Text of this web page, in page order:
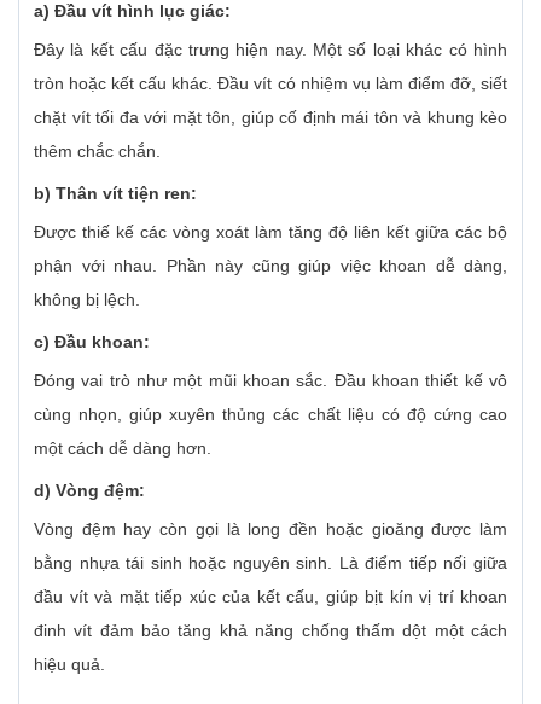
a) Đầu vít hình lục giác:
Đây là kết cấu đặc trưng hiện nay. Một số loại khác có hình
tròn hoặc kết cấu khác. Đầu vít có nhiệm vụ làm điểm đỡ, siết
chặt vít tối đa với mặt tôn, giúp cố định mái tôn và khung kèo
thêm chắc chắn.
b) Thân vít tiện ren:
Được thiế kế các vòng xoát làm tăng độ liên kết giữa các bộ
phận với nhau. Phần này cũng giúp việc khoan dễ dàng,
không bị lệch.
c) Đầu khoan:
Đóng vai trò như một mũi khoan sắc. Đầu khoan thiết kế vô
cùng nhọn, giúp xuyên thủng các chất liệu có độ cứng cao
một cách dễ dàng hơn.
d) Vòng đệm:
Vòng đệm hay còn gọi là long đền hoặc gioăng được làm
bằng nhựa tái sinh hoặc nguyên sinh. Là điểm tiếp nối giữa
đầu vít và mặt tiếp xúc của kết cấu, giúp bịt kín vị trí khoan
đinh vít đảm bảo tăng khả năng chống thấm dột một cách
hiệu quả.